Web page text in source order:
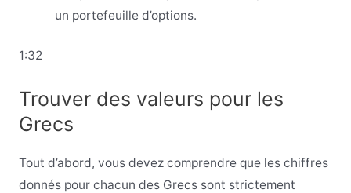
un portefeuille d’options.
1:32
Trouver des valeurs pour les
Grecs
Tout d’abord, vous devez comprendre que les chiffres
donnés pour chacun des Grecs sont strictement